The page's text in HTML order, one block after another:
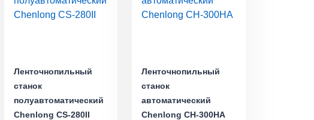
Ленточнопильный
станок
полуавтоматический
Chenlong CS-280II
Ленточнопильный
станок
автоматический
Chenlong CH-300HA